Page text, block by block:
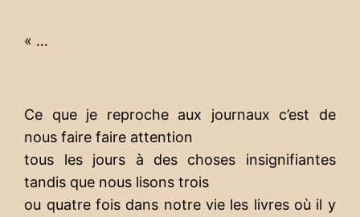
« …
Ce que je reproche aux journaux c’est de
nous faire faire attention
tous les jours à des choses insignifiantes
tandis que nous lisons trois
ou quatre fois dans notre vie les livres où il y